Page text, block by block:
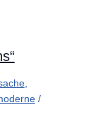
,
/